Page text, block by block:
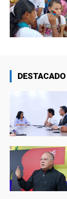
DESTACADO